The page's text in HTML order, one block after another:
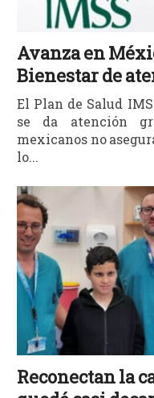
Avanza en
Bienestar de
El Plan de Salud
se da atención
mexicanos no
lo...
Reconectan la